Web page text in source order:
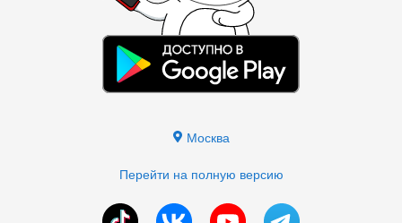
Москва
Перейти на полную версию